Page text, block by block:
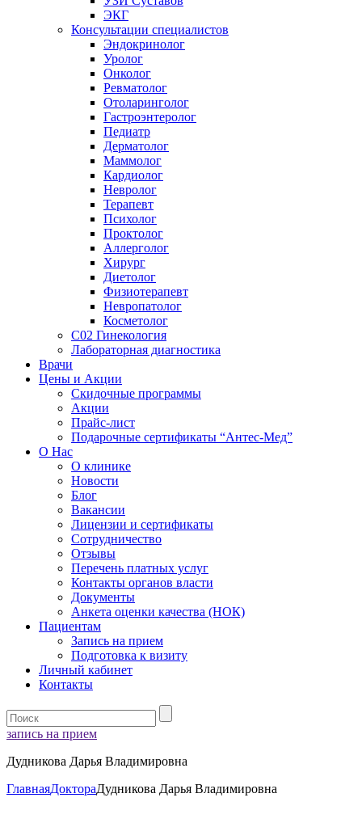
ЭКГ
Консультации специалистов
Эндокринолог
Уролог
Онколог
Ревматолог
Отоларинголог
Гастроэнтеролог
Педиатр
Дерматолог
Маммолог
Кардиолог
Невролог
Терапевт
Психолог
Проктолог
Аллерголог
Хирург
Диетолог
Физиотерапевт
Невропатолог
Косметолог
C02 Гинекология
Лабораторная диагностика
Врачи
Цены и Акции
Скидочные программы
Акции
Прайс-лист
Подарочные сертификаты “Антес-Мед”
О Нас
О клинике
Новости
Блог
Вакансии
Лицензии и сертификаты
Сотрудничество
Отзывы
Перечень платных услуг
Контакты органов власти
Документы
Анкета оценки качества (НОК)
Пациентам
Запись на прием
Подготовка к визиту
Личный кабинет
Контакты
запись на прием
Дудникова Дарья Владимировна
ГлавнаяДоктораДудникова Дарья Владимировна